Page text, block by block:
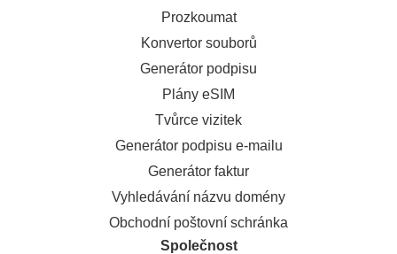
Prozkoumat
Konvertor souborů
Generátor podpisu
Plány eSIM
Tvůrce vizitek
Generátor podpisu e-mailu
Generátor faktur
Vyhledávání názvu domény
Obchodní poštovní schránka
Společnost